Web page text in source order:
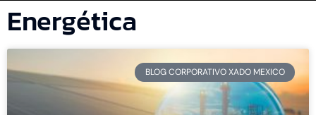
Energética
BLOG CORPORATIVO XADO MEXICO